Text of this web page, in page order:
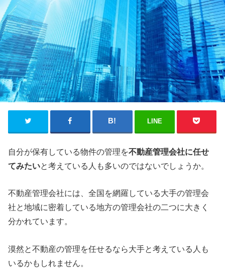
LINE
自分が保有している物件の管理を不動産管理会社に任せ
てみたいと考えている人も多いのではないでしょうか。
不動産管理会社には、全国を網羅している大手の管理会
社と地域に密着している地方の管理会社の二つに大きく
分かれています。
漠然と不動産の管理を任せるなら大手と考えている人も
いるかもしれません。